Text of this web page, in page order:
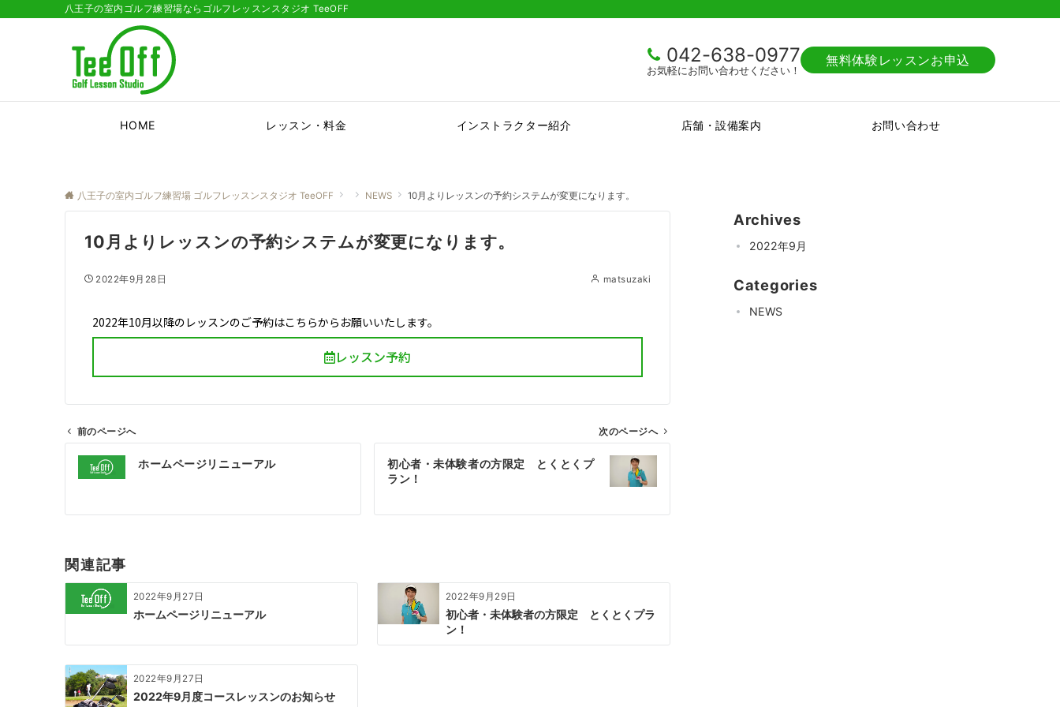
八王子の室内ゴルフ練習場ならゴルフレッスンスタジオ TeeOFF
042-638-0977
お気軽にお問い合わせください！
無料体験レッスンお申込
HOME レッスン・料金 インストラクター紹介 店舗・設備案内 お問い合わせ
八王子の室内ゴルフ練習場 ゴルフレッスンスタジオ TeeOFF NEWS 10月よりレッスンの予約システムが変更になります。
10月よりレッスンの予約システムが変更になります。
2022年9月28日 matsuzaki
2022年10月以降のレッスンのご予約はこちらからお願いいたします。
レッスン予約
前のページへ
ホームページリニューアル
次のページへ
初心者・未体験者の方限定 とくとくプ
ラン！
関連記事
2022年9月27日
ホームページリニューアル
2022年9月29日
初心者・未体験者の方限定 とくとくプラ
ン！
2022年9月27日
2022年9月度コースレッスンのお知らせ
Archives
2022年9月
Categories
NEWS